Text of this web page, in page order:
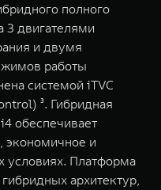
полного
3 двигателями
и двумя
работы
системой iTVC
³. Гибридная
обеспечивает
экономичное и
условиях. Платформа
архитектур,